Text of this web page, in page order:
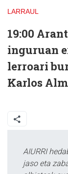
LARRAUL
19:00
inguruan
lerroari
Karlos
AIURRI
jaso eta